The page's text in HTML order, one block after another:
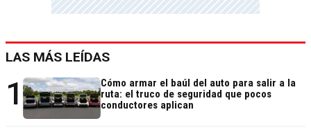
LAS MÁS LEÍDAS
1
Cómo armar el baúl del auto para salir a la
ruta: el truco de seguridad que pocos
conductores aplican